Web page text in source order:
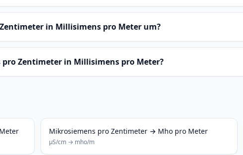
in Millisimens pro Meter um?
Zentimeter in Millisimens pro Meter?
Mikrosiemens pro Zentimeter → Mho pro Meter
μS/cm → mho/m